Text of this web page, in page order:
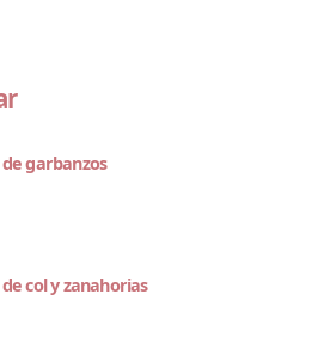
garbanzos
col y zanahorias